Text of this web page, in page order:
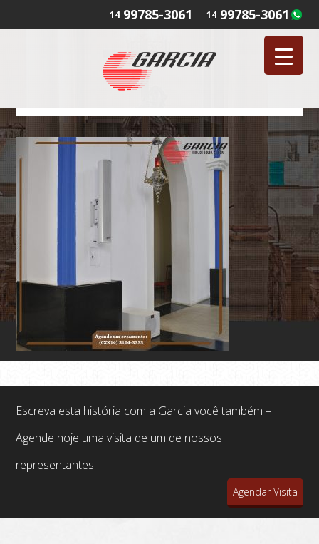
14 99785-3061
14 99785-3061
Escreva esta história com a Garcia você também –
Agende hoje uma visita de um de nossos
representantes.
Agendar Visita